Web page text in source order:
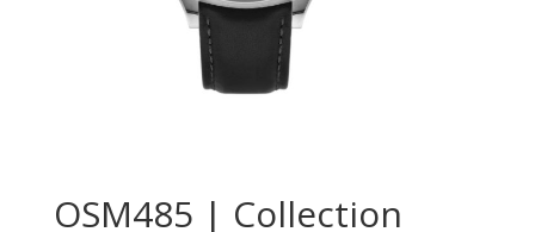
OSM485 | Collection